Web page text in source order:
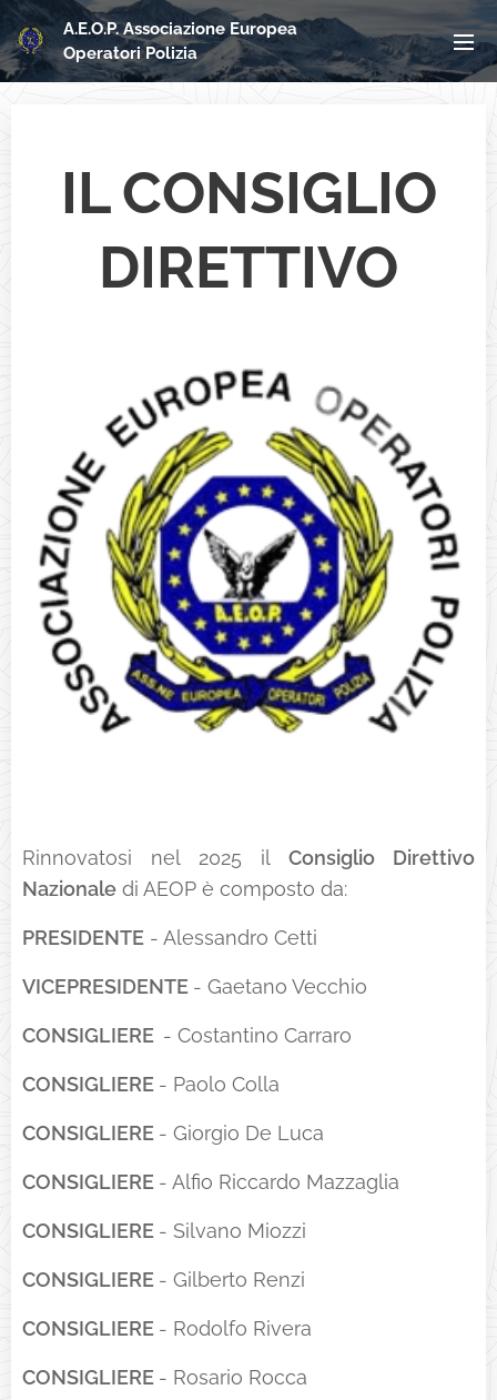
A.E.O.P. Associazione Europea
Operatori Polizia
IL CONSIGLIO
DIRETTIVO
Rinnovatosi nel 2025 il Consiglio Direttivo
Nazionale di AEOP è composto da:
PRESIDENTE - Alessandro Cetti
VICEPRESIDENTE - Gaetano Vecchio
CONSIGLIERE - Costantino Carraro
CONSIGLIERE - Paolo Colla
CONSIGLIERE - Giorgio De Luca
CONSIGLIERE - Alfio Riccardo Mazzaglia
CONSIGLIERE - Silvano Miozzi
CONSIGLIERE - Gilberto Renzi
CONSIGLIERE - Rodolfo Rivera
CONSIGLIERE - Rosario Rocca